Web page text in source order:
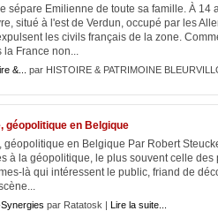
sépare Emilienne de toute sa famille. À 14
situé à l'est de Verdun, occupé par les
les civils français de la zone.
la France non...
&... par HISTOIRE & PATRIMOINE
géopolitique en Belgique
en Belgique Par Robert
à la géopolitique, le plus souvent celle
là qui intéressent le public, friand de
par Ratatosk | Lire la suite...